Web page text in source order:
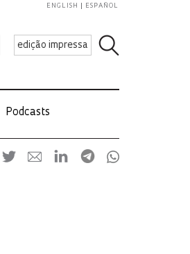
edição impressa
ENGLISH ESPAÑOL
Podcasts